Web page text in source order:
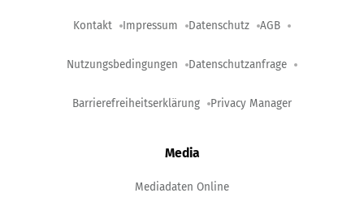
Kontakt Impressum Datenschutz AGB
Nutzungsbedingungen Datenschutzanfrage
Barrierefreiheitserklärung Privacy Manager
Media
Mediadaten Online